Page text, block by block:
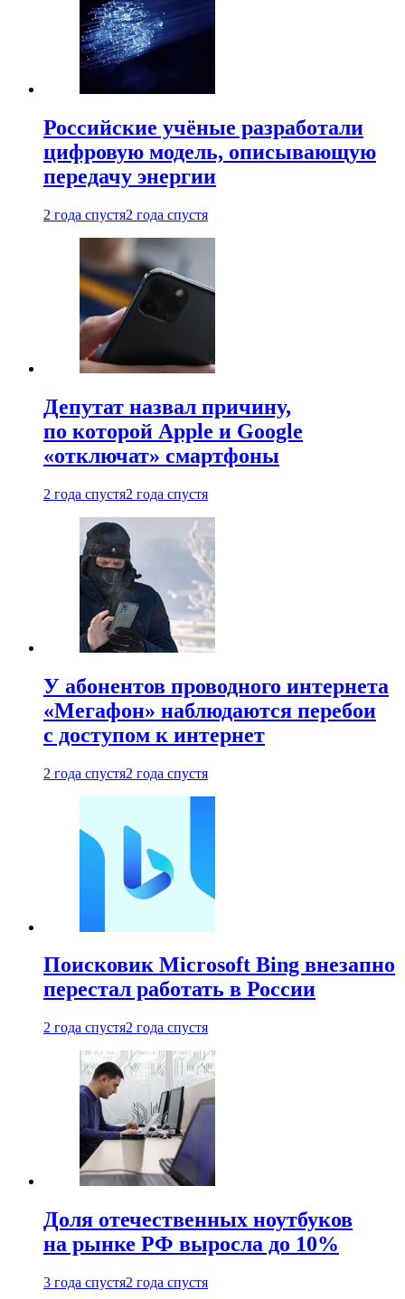
Российские учёные разработали
цифровую модель, описывающую
передачу энергии
2 года спустя2 года спустя
Депутат назвал причину,
по которой Apple и Google
«отключат» смартфоны
2 года спустя2 года спустя
У абонентов проводного интернета
«Мегафон» наблюдаются перебои
с доступом к интернет
2 года спустя2 года спустя
Поисковик Microsoft Bing внезапно
перестал работать в России
2 года спустя2 года спустя
Доля отечественных ноутбуков
на рынке РФ выросла до 10%
3 года спустя2 года спустя